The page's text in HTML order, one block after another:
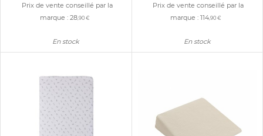
Prix de vente conseillé par la
marque : 28,90 €
En stock
Prix de vente conseillé par la
marque :114 ,90 €
En stock